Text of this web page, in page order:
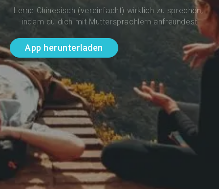
Lerne Chinesisch (vereinfacht) wirklich zu sprechen,
indem du dich mit Muttersprachlern anfreundest
App herunterladen